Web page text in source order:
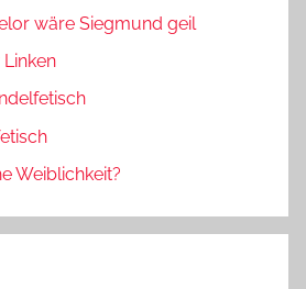
wäre Siegmund geil
Weiblichkeit?